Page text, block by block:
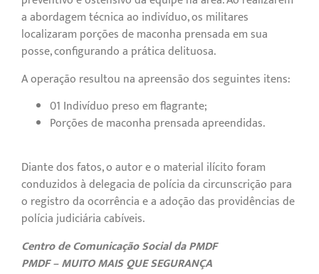
a abordagem técnica ao indivíduo, os militares
localizaram porções de maconha prensada em sua
posse, configurando a prática delituosa.
A operação resultou na apreensão dos seguintes itens:
01 Indivíduo preso em flagrante;
Porções de maconha prensada apreendidas.
Diante dos fatos, o autor e o material ilícito foram
conduzidos à delegacia de polícia da circunscrição para
o registro da ocorrência e a adoção das providências de
polícia judiciária cabíveis.
Centro de Comunicação Social da PMDF
PMDF – MUITO MAIS QUE SEGURANÇA